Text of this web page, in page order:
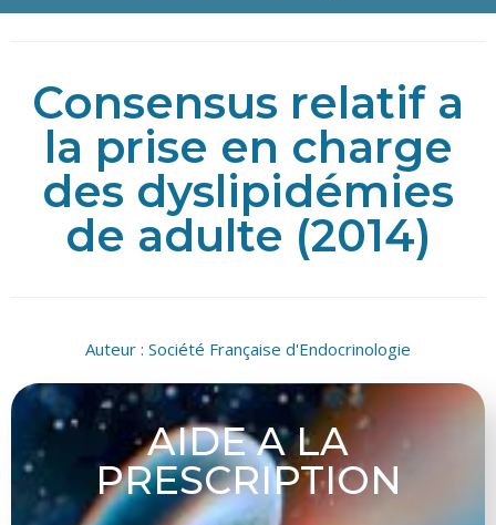
Consensus relatif a
la prise en charge
des dyslipidémies
de adulte (2014)
Auteur : Société Française d'Endocrinologie
AIDE A LA
PRESCRIPTION